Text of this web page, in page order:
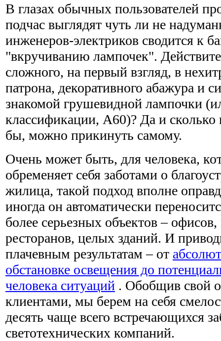
В глазах обычных пользователей
подчас выглядят чуть ли не
инженеров-электриков сводится к
"вкручиванию лампочек".
сложного, на первый взгляд, в
патрона, декоративного абажура и
знакомой грушевидной лампочки
классификации, А60)? Да и сколько
бы, можно прикинуть самому.
Очень может быть, для человека,
обременяет себя заботами о
жилица, такой подход вполне
иногда он автоматически
более серьезных объектов – офисов,
ресторанов, целых зданий. И
плачевным результатам – от
обстановке освещения до
человека ситуаций . Обобщив свой
клиентами, мы берем на себя
десять чаще всего встречающихся
светотехнических компаний.